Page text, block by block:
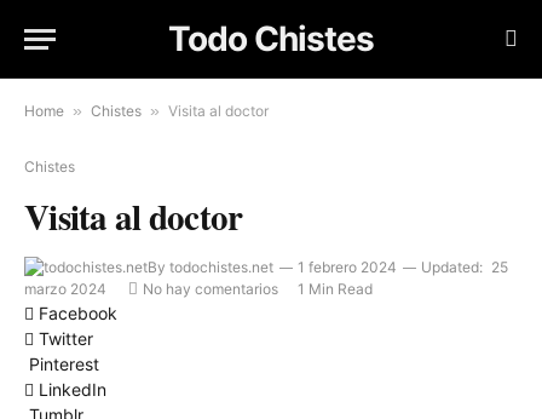
Todo Chistes
Home » Chistes » Visita al doctor
Chistes
Visita al doctor
By todochistes.net 1 febrero 2024 Updated: 25
marzo 2024
No hay comentarios 1 Min Read
Facebook
Twitter
Pinterest
LinkedIn
Tumblr